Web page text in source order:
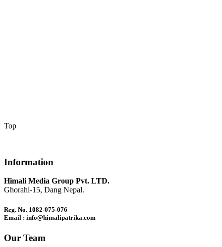
Top
Information
Himali Media Group Pvt. LTD.
Ghorahi-15, Dang Nepal.
Reg. No. 1082-075-076
Email : info@himalipatrika.com
Our Team